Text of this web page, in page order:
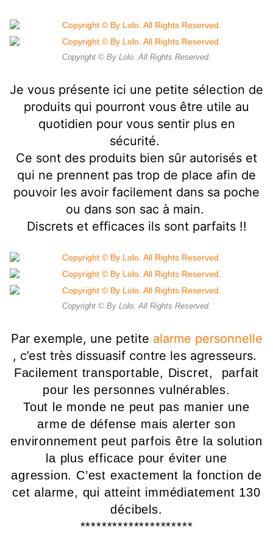
Copyright © By Lolo. All Rights Reserved.
Je vous présente ici une petite sélection de
produits qui pourront vous être utile au
quotidien pour vous sentir plus en
sécurité.
Ce sont des produits bien sûr autorisés et
qui ne prennent pas trop de place afin de
pouvoir les avoir facilement dans sa poche
ou dans son sac à main.
Discrets et efficaces ils sont parfaits !!
Copyright © By Lolo. All Rights Reserved.
Par exemple, une petite alarme personnelle
, c’est très dissuasif contre les agresseurs.
Facilement transportable, Discret, parfait
pour les personnes vulnérables.
Tout le monde ne peut pas manier une
arme de défense mais alerter son
environnement peut parfois être la solution
la plus efficace pour éviter une
agression. C’est exactement la fonction de
cet alarme, qui atteint immédiatement 130
décibels.
*********************